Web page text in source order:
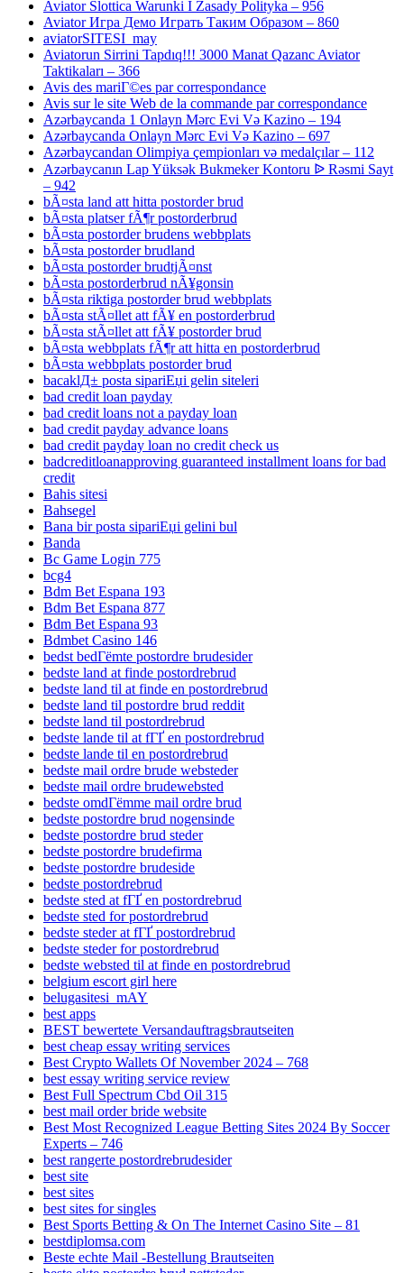
Aviator Slottica Warunki I Zasady Polityka – 956
Aviator Игра Демо Играть Таким Образом – 860
aviatorSITESI_may
Aviatorun Sirrini Tapdıq!!! 3000 Manat Qazanc Aviator
Taktikaları – 366
Avis des mariГ©es par correspondance
Avis sur le site Web de la commande par correspondance
Azərbaycanda 1 Onlayn Mərc Evi Və Kazino – 194
Azərbaycanda Onlayn Mərc Evi Və Kazino – 697
Azərbaycandan Olimpiya çempionları və medalçılar – 112
Azərbaycanın Lap Yüksək Bukmeker Kontoru ᐉ Rəsmi Sayt
– 942
bÃ¤sta land att hitta postorder brud
bÃ¤sta platser fÃ¶r postorderbrud
bÃ¤sta postorder brudens webbplats
bÃ¤sta postorder brudland
bÃ¤sta postorder brudtjÃ¤nst
bÃ¤sta postorderbrud nÃ¥gonsin
bÃ¤sta riktiga postorder brud webbplats
bÃ¤sta stÃ¤llet att fÃ¥ en postorderbrud
bÃ¤sta stÃ¤llet att fÃ¥ postorder brud
bÃ¤sta webbplats fÃ¶r att hitta en postorderbrud
bÃ¤sta webbplats postorder brud
bacaklД± posta sipariЕџi gelin siteleri
bad credit loan payday
bad credit loans not a payday loan
bad credit payday advance loans
bad credit payday loan no credit check us
badcreditloanapproving guaranteed installment loans for bad
credit
Bahis sitesi
Bahsegel
Bana bir posta sipariЕџi gelini bul
Banda
Bc Game Login 775
bcg4
Bdm Bet Espana 193
Bdm Bet Espana 877
Bdm Bet Espana 93
Bdmbet Casino 146
bedst bedГёmte postordre brudesider
bedste land at finde postordrebrud
bedste land til at finde en postordrebrud
bedste land til postordre brud reddit
bedste land til postordrebrud
bedste lande til at fГҐ en postordrebrud
bedste lande til en postordrebrud
bedste mail ordre brude websteder
bedste mail ordre brudewebsted
bedste omdГёmme mail ordre brud
bedste postordre brud nogensinde
bedste postordre brud steder
bedste postordre brudefirma
bedste postordre brudeside
bedste postordrebrud
bedste sted at fГҐ en postordrebrud
bedste sted for postordrebrud
bedste steder at fГҐ postordrebrud
bedste steder for postordrebrud
bedste websted til at finde en postordrebrud
belgium escort girl here
belugasitesi_mAY
best apps
BEST bewertete Versandauftragsbrautseiten
best cheap essay writing services
Best Crypto Wallets Of November 2024 – 768
best essay writing service review
Best Full Spectrum Cbd Oil 315
best mail order bride website
Best Most Recognized League Betting Sites 2024 By Soccer
Experts – 746
best rangerte postordrebrudesider
best site
best sites
best sites for singles
Best Sports Betting & On The Internet Casino Site – 81
bestdiplomsa.com
Beste echte Mail -Bestellung Brautseiten